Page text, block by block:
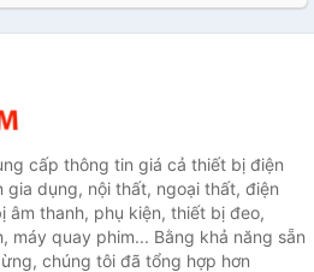
cấp thông tin giá cả thiết bị điện
gia dụng, nội thất, ngoại thất, điện
âm thanh, phụ kiện, thiết bị đeo,
máy quay phim... Bằng khả năng sẵn
chúng tôi đã tổng hợp hơn